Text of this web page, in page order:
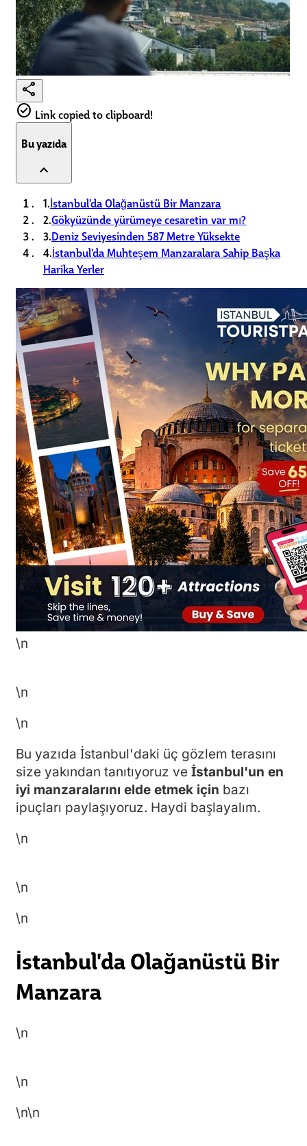
share
check_circle Link copied to clipboard!
Bu yazıda
expand_less
1.İstanbul'da Olağanüstü Bir Manzara
2.Gökyüzünde yürümeye cesaretin var mı?
3.Deniz Seviyesinden 587 Metre Yüksekte
4.İstanbul'da Muhteşem Manzaralara Sahip Başka
Harika Yerler
\n
\n
\n
Bu yazıda İstanbul'daki üç gözlem terasını
size yakından tanıtıyoruz ve İstanbul'un en
iyi manzaralarını elde etmek için bazı
ipuçları paylaşıyoruz. Haydi başlayalım.
\n
\n
\n
İstanbul'da Olağanüstü Bir
Manzara
\n
\n
\n\n